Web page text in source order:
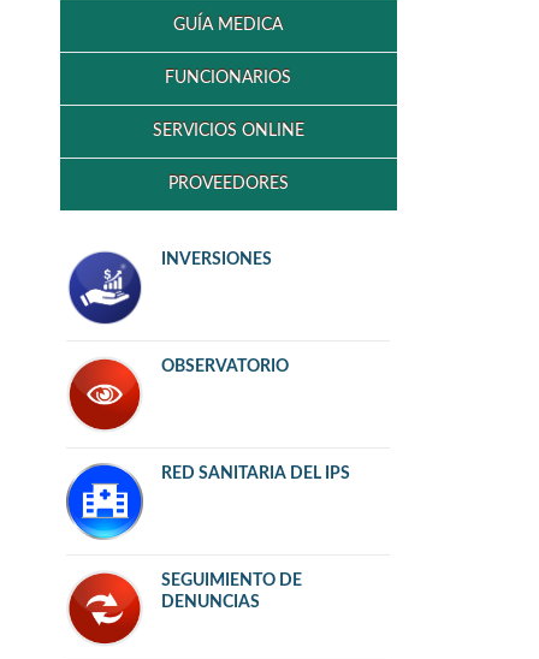
GUÍA MEDICA
FUNCIONARIOS
SERVICIOS ONLINE
PROVEEDORES
INVERSIONES
OBSERVATORIO
RED SANITARIA DEL IPS
SEGUIMIENTO DE
DENUNCIAS